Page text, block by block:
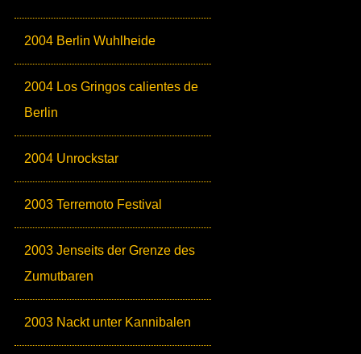
2004 Berlin Wuhlheide
2004 Los Gringos calientes de
Berlin
2004 Unrockstar
2003 Terremoto Festival
2003 Jenseits der Grenze des
Zumutbaren
2003 Nackt unter Kannibalen